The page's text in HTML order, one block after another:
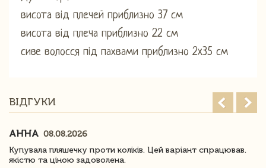
висота від плечей приблизно 37 см
висота від плеча приблизно 22 см
сиве волосся під пахвами приблизно 2x35 см
ВІДГУКИ
АННА 08.08.2026
Купувала пляшечку проти коліків. Цей варіант спрацював.
якістю та ціною задоволена.